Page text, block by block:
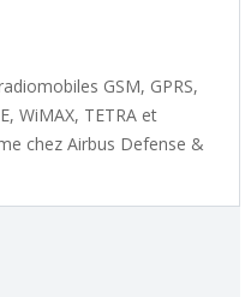
GSM, GPRS,
WiMAX, TETRA et
chez Airbus Defense &